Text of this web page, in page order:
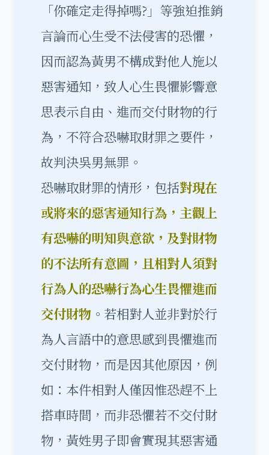
「你確定走得掉嗎?」等強迫推銷
言論而心生受不法侵害的恐懼，
因而認為黃男不構成對他人施以
惡害通知，致人心生畏懼影響意
思表示自由、進而交付財物的行
為，不符合恐嚇取財罪之要件，
故判決吳男無罪。
恐嚇取財罪的情形，包括對現在
或將來的惡害通知行為，主觀上
有恐嚇的明知與意欲，及對財物
的不法所有意圖，且相對人須對
行為人的恐嚇行為心生畏懼進而
交付財物 。若相對人並非對於行
為人言語中的意思感到畏懼進而
交付財物，而是因其他原因，例
如：本件相對人僅因惟恐趕不上
搭車時間，而非恐懼若不交付財
物，黃姓男子即會實現其惡害通